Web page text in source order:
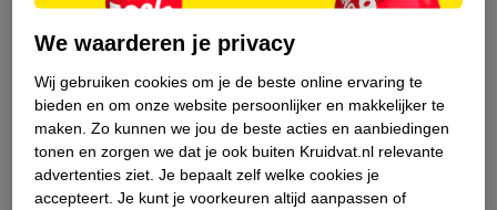
zelfzorg, ook online. Wat je
gezondheidsvraag ook is, stel hem aan
Stel je gezondheidsvraag
Ook in deze winkel
We waarderen je privacy
Wij gebruiken cookies om je de beste online ervaring te
bieden en om onze website persoonlijker en makkelijker te
maken. Zo kunnen we jou de beste acties en aanbiedingen
tonen en zorgen we dat je ook buiten Kruidvat.nl relevante
advertenties ziet. Je bepaalt zelf welke cookies je
accepteert. Je kunt je voorkeuren altijd aanpassen of